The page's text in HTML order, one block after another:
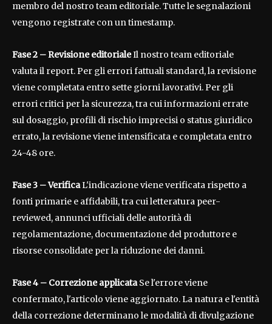
membro del nostro team editoriale. Tutte le segnalazioni
vengono registrate con un timestamp.
Fase 2 – Revisione editorialeIl nostro team editoriale
valuta il report. Per gli errori fattuali standard, la revisione
viene completata entro sette giorni lavorativi. Per gli
errori critici per la sicurezza, tra cui informazioni errate
sul dosaggio, profili di rischio imprecisi o status giuridico
errato, la revisione viene intensificata e completata entro
24-48 ore.
Fase 3 – VerificaL'indicazione viene verificata rispetto a
fonti primarie e affidabili, tra cui letteratura peer-
reviewed, annunci ufficiali delle autorità di
regolamentazione, documentazione del produttore e
risorse consolidate per la riduzione dei danni.
Fase 4 – Correzione applicataSe l'errore viene
confermato, l'articolo viene aggiornato. La natura e l'entità
della correzione determinano le modalità di divulgazione